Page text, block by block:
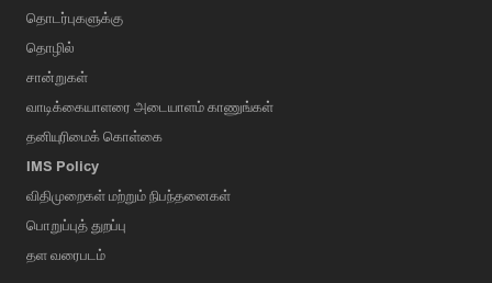
தொடர்புகளுக்கு
தொழில்
சான்றுகள்
வாடிக்கையாளரை அடையாளம் காணுங்கள்
தனியுரிமைக் கொள்கை
IMS Policy
விதிமுறைகள் மற்றும் நிபந்தனைகள்
பொறுப்புத் துறப்பு
தள வரைபடம்